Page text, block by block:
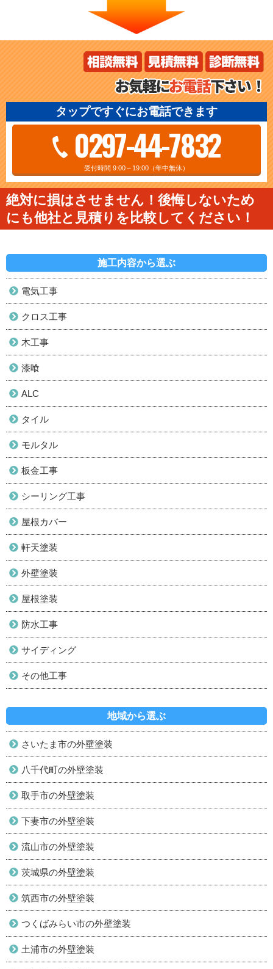
タップですぐにお電話できます
0297-44-7832
受付時間 9:00～19:00（年中無休）
絶対に損はさせません！後悔しないため
にも他社と見積りを比較してください！
施工内容から選ぶ
電気工事
クロス工事
木工事
漆喰
ALC
タイル
モルタル
板金工事
シーリング工事
屋根カバー
軒天塗装
外壁塗装
屋根塗装
防水工事
サイディング
その他工事
地域から選ぶ
さいたま市の外壁塗装
八千代町の外壁塗装
取手市の外壁塗装
下妻市の外壁塗装
流山市の外壁塗装
茨城県の外壁塗装
筑西市の外壁塗装
つくばみらい市の外壁塗装
土浦市の外壁塗装